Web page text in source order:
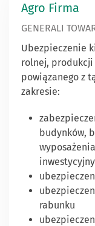
Agro Firma
GENERALI
Ubezpieczenie
rolnej, produkcji
powiązanego z
zakresie:
budynków,
rabunku